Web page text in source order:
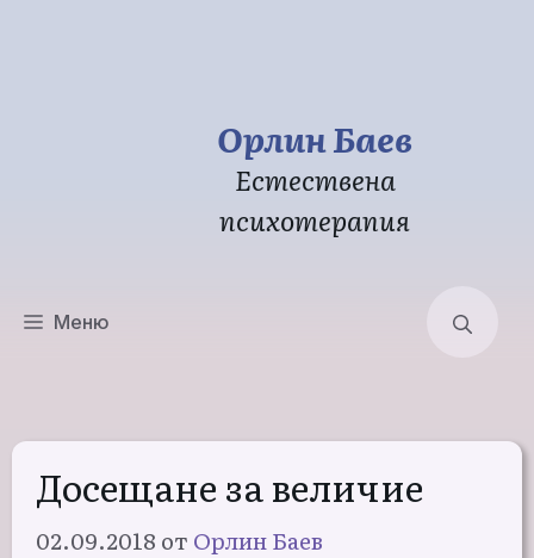
Орлин Баев
Естествена
психотерапия
Меню
Досещане за величие
02.09.2018 от Орлин Баев